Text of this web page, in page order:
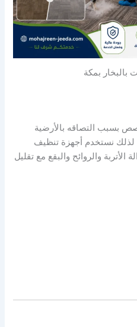
بمكة
بسبب التصاقه بالأرضية
لذلك نستخدم أجهزة تنظيف
والروائح والبقع مع تقليل